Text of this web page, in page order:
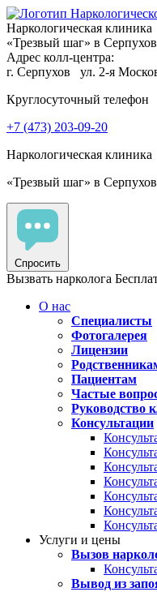
Наркологическая клиника
«Трезвый шаг» в
Адрес колл-центра:
г. Серпухов
ул. 2-я
Круглосуточный телефон
+7 (473) 203-09-20
Наркологическая клиника
«Трезвый шаг» в
Спросить
Вызвать нарколога
О нас
Специалисты
Фотогалерея
Лицензии
Пациентам
Частые
Руководство
Консультации
Услуги и цены
Вызов
Вывод из